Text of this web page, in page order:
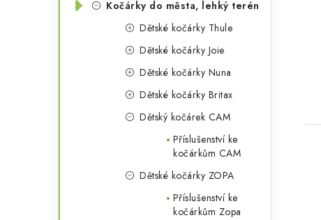
Kočárky do města, lehký terén
Dětské kočárky Thule
Dětské kočárky Joie
Dětské kočárky Nuna
Dětské kočárky Britax
Dětský kočárek CAM
Příslušenství ke
kočárkům CAM
Dětské kočárky ZOPA
Příslušenství ke
kočárkům Zopa
ů